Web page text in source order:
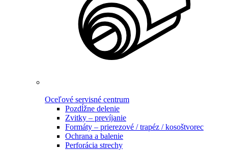
Oceľové servisné centrum
Pozdĺžne delenie
Zvitky – prevíjanie
Formáty – prierezové / trapéz / kosoštvorec
Ochrana a balenie
Perforácia strechy